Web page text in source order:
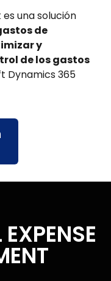
una solución
de
y
de los gastos
Dynamics 365